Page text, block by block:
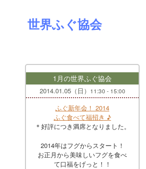
世界ふぐ協会
1月の世界ふぐ協会
2014.01.05（日） 11:30 - 15:00
ふぐ新年会！ 2014
ふぐ食べて福招き ♪
＊好評につき満席となりました。
2014年はフグからスタート！
お正月から美味しいフグを食べ
て口福をげっと！！